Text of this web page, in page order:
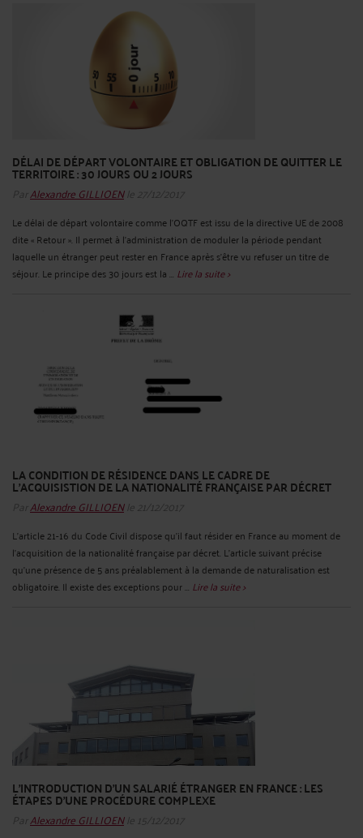
DÉLAI DE DÉPART VOLONTAIRE ET OBLIGATION DE QUITTER LE
TERRITOIRE : 30 JOURS OU 2 JOURS
ParAlexandre GILLIOENle 27/12/2017
Le délai de départ volontaire comme l’OQTF est issu de la directive UE de 2008
dite « Retour ». Il permet à l’administration de moduler la période pendant
laquelle un étranger peut rester en France après s’être vu refuser un titre de
séjour. Le principe des 30 jours est la ... Lire la suite >
LA CONDITION DE RÉSIDENCE DANS LE CADRE DE
L'ACQUISISTION DE LA NATIONALITÉ FRANÇAISE PAR DÉCRET
ParAlexandre GILLIOENle 21/12/2017
L’article 21-16 du Code Civil dispose qu’il faut résider en France au moment de
l’acquisition de la nationalité française par décret. L’article suivant précise
qu’une présence de 5 ans préalablement à la demande de naturalisation est
obligatoire. Il existe des exceptions pour ... Lire la suite >
L'INTRODUCTION D'UN SALARIÉ ÉTRANGER EN FRANCE : LES
ÉTAPES D'UNE PROCÉDURE COMPLEXE
ParAlexandre GILLIOENle 15/12/2017